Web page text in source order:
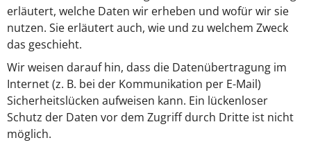
erläutert, welche Daten wir erheben und wofür wir sie
nutzen. Sie erläutert auch, wie und zu welchem Zweck
das geschieht.
Wir weisen darauf hin, dass die Datenübertragung im
Internet (z. B. bei der Kommunikation per E-Mail)
Sicherheitslücken aufweisen kann. Ein lückenloser
Schutz der Daten vor dem Zugriff durch Dritte ist nicht
möglich.